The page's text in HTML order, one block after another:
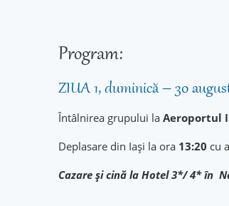
Program:
ZIUA 1, duminică – 30
Întâlnirea grupului la Aeroportul
Deplasare din Iași la ora 13:20 cu
Cazare şi cină la Hotel 3*/ 4* în